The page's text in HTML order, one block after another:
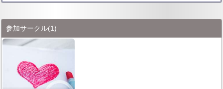
参加サークル(1)